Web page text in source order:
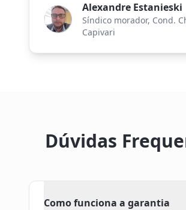
Alexandre Estanieski
Síndico morador, Cond.
Capivari
Dúvidas
Como funciona a garantia